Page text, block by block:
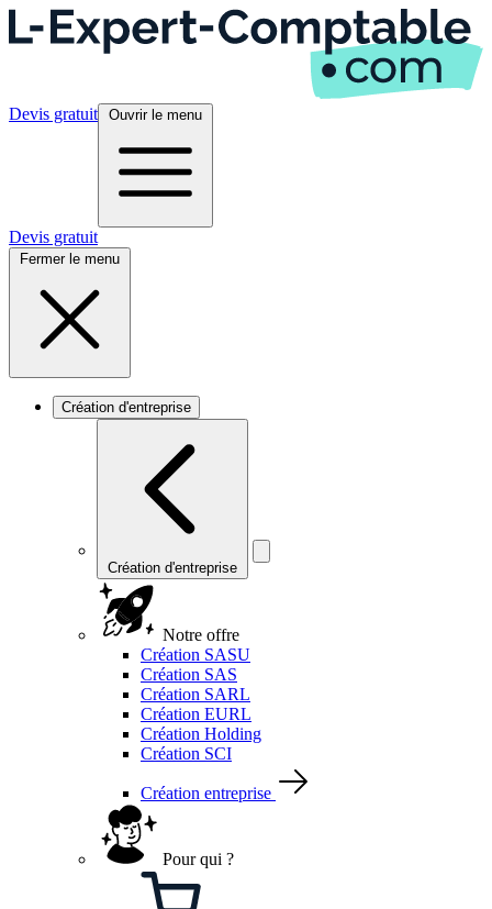
Devis gratuit Ouvrir le menu
Devis gratuit
Fermer le menu
Création d'entreprise
Création d'entreprise
Notre offre
Création SASU
Création SAS
Création SARL
Création EURL
Création Holding
Création SCI
Création entreprise
Pour qui ?